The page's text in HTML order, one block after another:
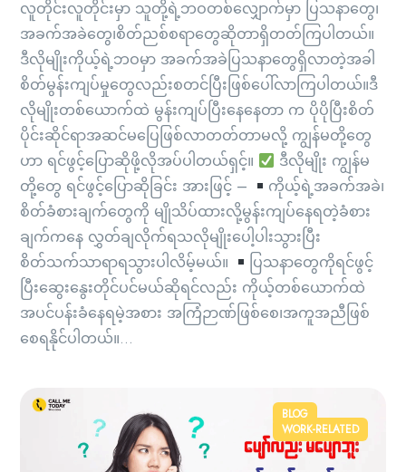
လူတိုင်းလူတိုင်းမှာ သူတို့ရဲ့ဘဝတစ်လျှောက်မှာ ပြသနာတွေ၊
အခက်အခဲတွေ၊စိတ်ညစ်စရာတွေဆိုတာရှိတတ်ကြပါတယ်။
ဒီလိုမျိုးကိုယ့်ရဲ့ဘဝမှာ အခက်အခဲပြသနာတွေရှိလာတဲ့အခါ
စိတ်မွန်းကျပ်မှုတွေလည်းစတင်ပြီးဖြစ်ပေါ်လာကြပါတယ်။ဒီ
လိုမျိုးတစ်ယောက်ထဲ မွန်းကျပ်ပြီးနေနေတာ က ပိုပိုပြီးစိတ်
ပိုင်းဆိုင်ရာအဆင်မပြေဖြစ်လာတတ်တာမလို့ ကျွန်မတို့တွေ
ဟာ ရင်ဖွင့်ပြောဆိုဖို့လိုအပ်ပါတယ်ရှင့်။
ဒီလိုမျိုး ကျွန်မ
တို့တွေ ရင်ဖွင့်ပြောဆိုခြင်း အားဖြင့် –
ကိုယ့်ရဲ့အခက်အခဲ၊
စိတ်ခံစားချက်တွေကို မျိုသိပ်ထားလို့မွန်းကျပ်နေရတဲ့ခံစား
ချက်ကနေ လွှတ်ချလိုက်ရသလိုမျိုးပေါ့ပါးသွားပြီး
စိတ်သက်သာရာရသွားပါလိမ့်မယ်။
ပြသနာတွေကိုရင်ဖွင့်
ပြီးဆွေးနွေးတိုင်ပင်မယ်ဆိုရင်လည်း ကိုယ့်တစ်ယောက်ထဲ
အပင်ပန်းခံနေရမဲ့အစား အကြံဉာဏ်ဖြစ်စေ၊အကူအညီဖြစ်
စေရနိုင်ပါတယ်။...
BLOG
WORK-RELATED